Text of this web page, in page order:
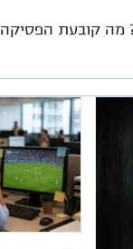
מה קובעת הפסיקה